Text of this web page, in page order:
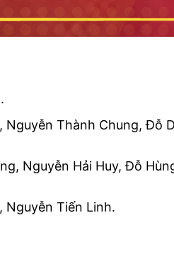
Thành Chung, Đỗ
Nguyễn Hải Huy, Đỗ
Nguyễn Tiến Linh.